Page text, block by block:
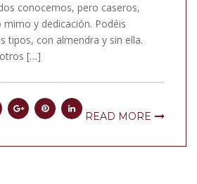
conocemos, pero caseros,
y dedicación. Podéis
tipos, con almendra y sin ella.
[…]
READ MORE